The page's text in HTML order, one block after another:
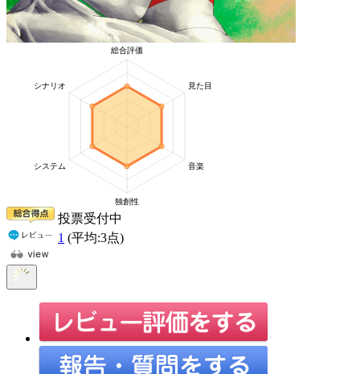
投票受付中
1 (平均:3点)